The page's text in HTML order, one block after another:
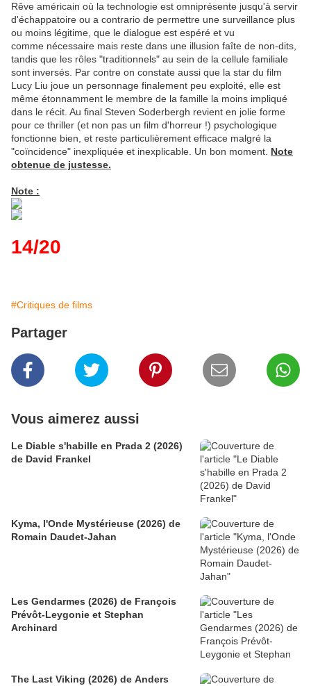
Rêve américain où la technologie est omniprésente jusqu'à servir
d'échappatoire ou a contrario de permettre une surveillance plus
ou moins légitime, que le dialogue est espéré et vu
comme nécessaire mais reste dans une illusion faîte de non-dits,
tandis que les rôles "traditionnels" au sein de la cellule familiale
sont inversés. Par contre on constate aussi que la star du film
Lucy Liu joue un personnage finalement peu exploité, elle est
même étonnamment le membre de la famille la moins impliqué
dans le récit. Au final Steven Soderbergh revient en jolie forme
pour ce thriller (et non pas un film d'horreur !) psychologique
fonctionne bien, et reste particulièrement efficace malgré la
"coïncidence" inexpliquée et inexplicable. Un bon moment. Note
obtenue de justesse.
Note :
14/20
#Critiques de films
Partager
Vous aimerez aussi
Le Diable s'habille en Prada 2 (2026)
de David Frankel
Kyma, l'Onde Mystérieuse (2026) de
Romain Daudet-Jahan
Les Gendarmes (2026) de François
Prévôt-Leygonie et Stephan
Archinard
The Last Viking (2026) de Anders